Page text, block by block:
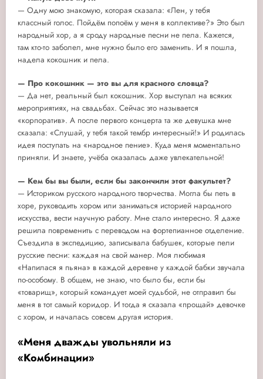
— Одну мою знакомую, которая сказала: «Лен, у тебя
классный голос. Пойдём попоём у меня в коллективе?» Это был
народный хор, а я сроду народные песни не пела. Кажется,
там кто-то заболел, мне нужно было его заменить. И я пошла,
надела кокошник и пела.
— Про кокошник — это вы для красного словца?
— Да нет, реальный был кокошник. Хор выступал на всяких
мероприятиях, на свадьбах. Сейчас это называется
«корпоратив». А после первого концерта та же девушка мне
сказала: «Слушай, у тебя такой тембр интересный!» И родилась
идея поступать на «народное пение». Куда меня моментально
приняли. И знаете, учёба оказалась даже увлекательной!
— Кем бы вы были, если бы закончили этот факультет?
— Историком русского народного творчества. Могла бы петь в
хоре, руководить хором или заниматься историей народного
искусства, вести научную работу. Мне стало интересно. Я даже
решила повременить с переводом на фортепианное отделение.
Съездила в экспедицию, записывала бабушек, которые пели
русские песни: каждая на свой манер. Моя любимая
«Напилася я пьяна» в каждой деревне у каждой бабки звучала
по-особому. В общем, не знаю, что было бы, если бы
«товарищ», который командует моей судьбой, не отправил бы
меня в тот самый коридор. И тогда я сказала «прощай» девочке
с хором, и началась совсем другая история.
«Меня дважды увольняли из
«Комбинации»